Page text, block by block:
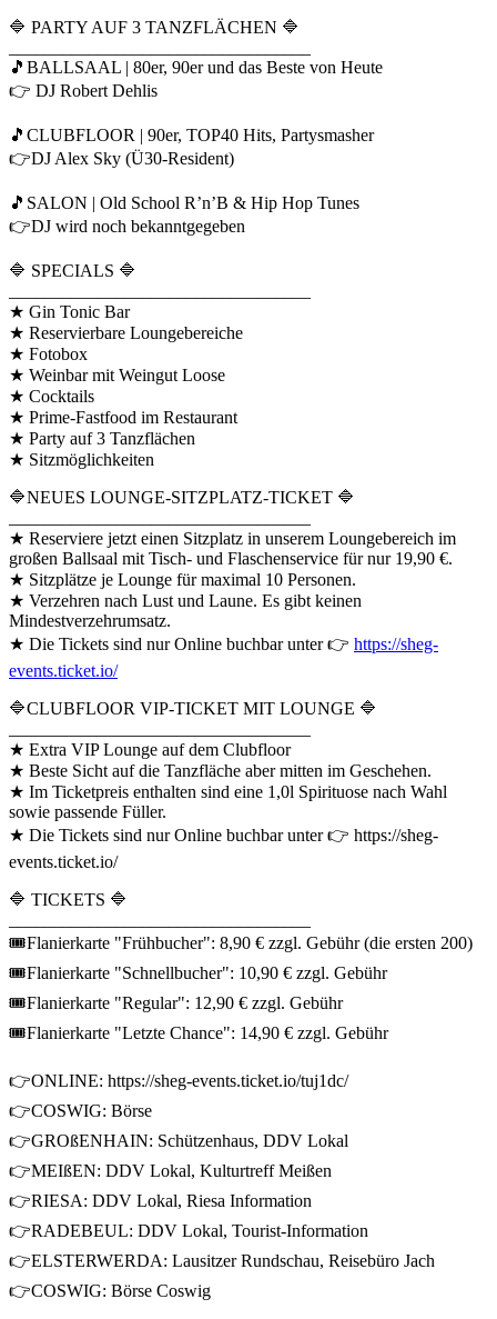
🔷 PARTY AUF 3 TANZFLÄCHEN 🔷
🎵BALLSAAL | 80er, 90er und das Beste von Heute
👉 DJ Robert Dehlis
🎵CLUBFLOOR | 90er, TOP40 Hits, Partysmasher
👉DJ Alex Sky (Ü30-Resident)
🎵SALON | Old School R’n’B & Hip Hop Tunes
👉DJ wird noch bekanntgegeben
🔷 SPECIALS 🔷
★ Gin Tonic Bar
★ Reservierbare Loungebereiche
★ Fotobox
★ Weinbar mit Weingut Loose
★ Cocktails
★ Prime-Fastfood im Restaurant
★ Party auf 3 Tanzflächen
★ Sitzmöglichkeiten
🔷NEUES LOUNGE-SITZPLATZ-TICKET 🔷
★ Reserviere jetzt einen Sitzplatz in unserem Loungebereich im
großen Ballsaal mit Tisch- und Flaschenservice für nur 19,90 €.
★ Sitzplätze je Lounge für maximal 10 Personen.
★ Verzehren nach Lust und Laune. Es gibt keinen
Mindestverzehrumsatz.
★ Die Tickets sind nur Online buchbar unter 👉 https://sheg-
events.ticket.io/
🔷CLUBFLOOR VIP-TICKET MIT LOUNGE 🔷
★ Extra VIP Lounge auf dem Clubfloor
★ Beste Sicht auf die Tanzfläche aber mitten im Geschehen.
★ Im Ticketpreis enthalten sind eine 1,0l Spirituose nach Wahl
sowie passende Füller.
★ Die Tickets sind nur Online buchbar unter 👉 https://sheg-
events.ticket.io/
🔷 TICKETS 🔷
🎟Flanierkarte "Frühbucher": 8,90 € zzgl. Gebühr (die ersten 200)
🎟Flanierkarte "Schnellbucher": 10,90 € zzgl. Gebühr
🎟Flanierkarte "Regular": 12,90 € zzgl. Gebühr
🎟Flanierkarte "Letzte Chance": 14,90 € zzgl. Gebühr
👉ONLINE: https://sheg-events.ticket.io/tuj1dc/
👉COSWIG: Börse
👉GROßENHAIN: Schützenhaus, DDV Lokal
👉MEIßEN: DDV Lokal, Kulturtreff Meißen
👉RIESA: DDV Lokal, Riesa Information
👉RADEBEUL: DDV Lokal, Tourist-Information
👉ELSTERWERDA: Lausitzer Rundschau, Reisebüro Jach
👉COSWIG: Börse Coswig